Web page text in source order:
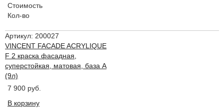
Стоимость
Кол-во
Артикул: 200027
VINCENT FACADE ACRYLIQUE
F 2 краска фасадная,
суперстойкая, матовая, база А
(9л)
7 900 руб.
В корзину